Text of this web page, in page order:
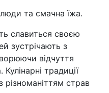
та смачна їжа.
славиться своєю
зустрічають з
відчуття
традиції
страв